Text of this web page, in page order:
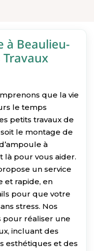
à Beaulieu-
que la vie
le temps
petits travaux de
le montage de
à
là pour vous aider.
un service
et rapide, en
pour que votre
stress. Nos
pour réaliser une
incluant des
esthétiques et des